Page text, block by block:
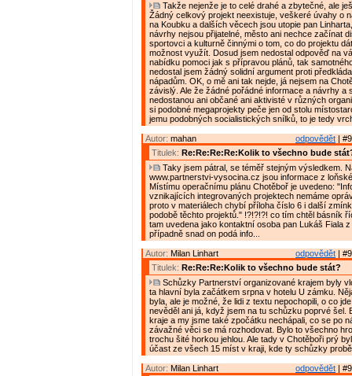
Takže nejenže je to celé drahé a zbytečné, ale
Žádný celkový projekt neexistuje, veškeré úvahy o
na Koubku a dalších věcech jsou utopie pan
návrhy nejsou přijatelné, město ani nechce začínat
sportovci a kulturně činnými o tom, co do projektu
možnost využít. Dosud jsem nedostal odpověď na
nabídku pomoci jak s přípravou plánů, tak
nedostal jsem žádný solidní argument proti
nápadům. OK, o mě ani tak nejde, já nejsem na
závislý. Ale že žádné pořádné informace a návrhy a
nedostanou ani občané ani aktivisté v různých
si podobné megaprojekty peče jen od stolu
jemu podobných socialistických snílků, to je tedy
odpovědět |
Autor: mahan
Titulek: Re:Re:Re:Re:Kolik to všechno bude
Taky jsem pátral, se téměř stejným výsledkem.
www.partnerstvi-vysocina.cz jsou informace z
Místímu operačnímu plánu Chotěboř je uvedeno:
vznikajících integrovaných projektech nemáme
proto v materiálech chybí příloha číslo 6 i další
podobě těchto projektů." !?!?!?! co tím chtěl básník
tam uvedena jako kontaktní osoba pan Lukáš Fiala
případně snad on podá info...
odpovědět |
Autor: Milan Linhart
Titulek: Re:Re:Re:Kolik to všechno bude stát?
Schůzky Partnerství organizované krajem byly
ta hlavní byla začátkem srpna v hotelu U zámku.
byla, ale je možné, že lidi z textu nepochopili, o co
nevěděl ani já, když jsem na tu schůzku poprvé šel.
kraje a my jsme také zpočátku nechápali, co se po
závažné věci se má rozhodovat. Bylo to všechno
trochu šité horkou jehlou. Ale tady v Chotěboři prý
účast ze všech 15 míst v kraji, kde ty schůzky
odpovědět |
Autor: Milan Linhart